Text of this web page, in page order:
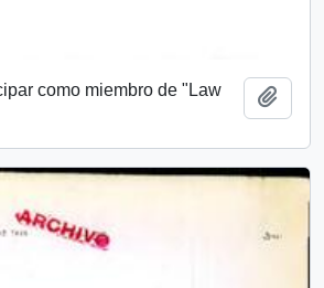
como miembro de "Law